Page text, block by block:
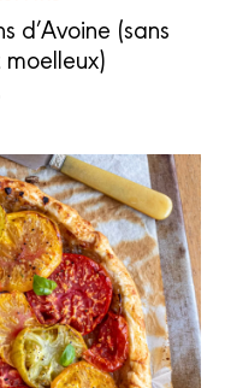
d’Avoine (sans